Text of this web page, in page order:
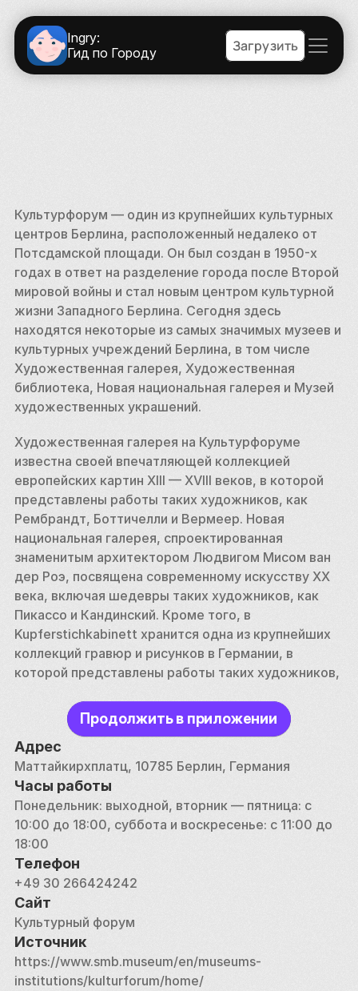
Ingry:
Гид по Городу
Загрузить
Культурфорум — один из крупнейших культурных
центров Берлина, расположенный недалеко от
Потсдамской площади. Он был создан в 1950-х
годах в ответ на разделение города после Второй
мировой войны и стал новым центром культурной
жизни Западного Берлина. Сегодня здесь
находятся некоторые из самых значимых музеев и
культурных учреждений Берлина, в том числе
Художественная галерея, Художественная
библиотека, Новая национальная галерея и Музей
художественных украшений.
Художественная галерея на Культурфоруме
известна своей впечатляющей коллекцией
европейских картин XIII — XVIII веков, в которой
представлены работы таких художников, как
Рембрандт, Боттичелли и Вермеер. Новая
национальная галерея, спроектированная
знаменитым архитектором Людвигом Мисом ван
дер Роэ, посвящена современному искусству XX
века, включая шедевры таких художников, как
Пикассо и Кандинский. Кроме того, в
Kupferstichkabinett хранится одна из крупнейших
коллекций гравюр и рисунков в Германии, в
которой представлены работы таких художников,
Культурный форум также включает Филармонию,
где находится Берлинский филармонический
оркестр, и Художественную библиотеку, в
которой представлена обширная коллекция
литературы по истории искусства и смежным
темам. Культурфорум, объединяющий музеи,
концертные залы и библиотеки, служит яркой
платформой для изучения европейской истории
культуры и современного искусства. Проводимые
здесь временные выставки и мероприятия
предоставляют богатый и разнообразный
культурный опыт, что делает его незаменимым
местом для всех, кто интересуется искусством и
историей.
Продолжить в приложении
Адрес
Маттайкирхплатц, 10785 Берлин, Германия
Часы работы
Понедельник: выходной, вторник — пятница: с
10:00 до 18:00, суббота и воскресенье: с 11:00 до
18:00
Телефон
+49 30 266424242
Сайт
Культурный форум
Источник
https://www.smb.museum/en/museums-
institutions/kulturforum/home/